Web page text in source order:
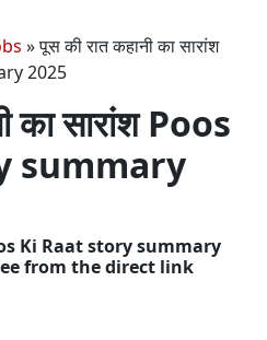
»पूस की रात कहानी का सारांश
2025
का सारांश Poos
summary
Ki Raat story summary
from the direct link